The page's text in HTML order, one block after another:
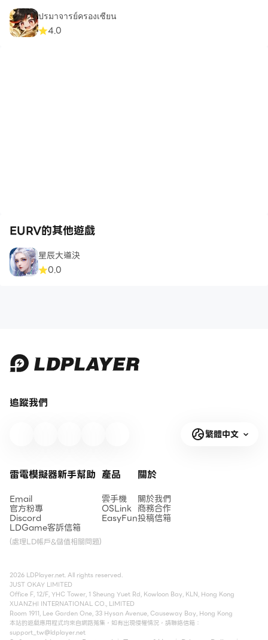
ปรมาจารย์ครองเซียน
4.0
EURV的其他遊戲
星辰大道決
0.0
追蹤我們
繁體中文
雷電模擬器新手幫助
Email
官方粉專
Discord
LDGame客訴信箱
(處理LD帳戶&儲值相關問題)
產品
雲手機
OSLink
EasyFun
關於
關於我們
商務合作
投稿信箱
2026 LDPlayer.net. All rights reserved.
JUST OKAY LIMITED
Office F, 12/F, YHC Tower, 1 Sheung Yuet Rd, Kowloon Bay, KLN, Hong Kong
XUANZHI INTERNATIONAL CO., LIMITED
Room 1911, Lee Garden One, 33 Hysan Avenue, Causeway Bay, Hong Kong
本站的遊戲應用程式均來自網路蒐集，如有出現侵權情況，請聯絡信箱：
support_tw@ldplayer.net